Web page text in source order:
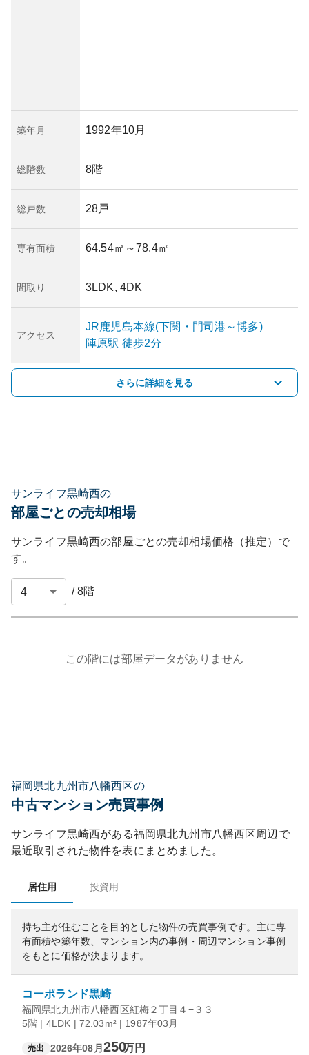
築年月 1992年10月
総階数 8階
総戸数 28戸
専有面積 64.54㎡ ～78.4㎡
間取り 3LDK, 4DK
アクセス
JR鹿児島本線(下関・門司港～博多)
陣原駅 徒歩2分
さらに詳細を見る
サンライフ黒崎西の
部屋ごとの売却相場
サンライフ黒崎西の部屋ごとの売却相場価格（推定）で
す。
/8階
この階には部屋データがありません
福岡県北九州市八幡西区の
中古マンション売買事例
サンライフ黒崎西がある福岡県北九州市八幡西区周辺で
最近取引された物件を表にまとめました。
居住用 投資用
持ち主が住むことを目的とした物件の売買事例です。 主に専
有面積や築年数、マンション内の事例・周辺マンション事例
をもとに価格が決まります。
コーポランド黒崎
福岡県北九州市八幡西区紅梅２丁目４−３３
5階 | 4LDK | 72.03m² | 1987年03月
売出 2026年08月 250万円